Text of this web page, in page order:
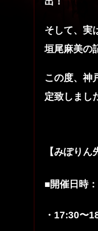
そして、実
垣尾麻美の
この度、神
定致しまし
【みぽり
■開催日時：
・17:30〜